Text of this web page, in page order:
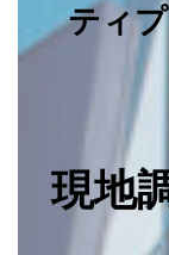
ティ
現地